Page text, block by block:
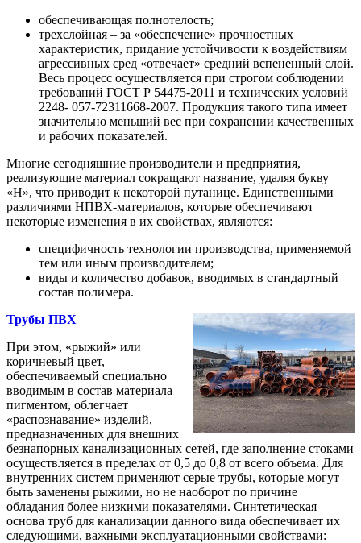
обеспечивающая полнотелость;
трехслойная – за «обеспечение» прочностных
характеристик, придание устойчивости к воздействиям
агрессивных сред «отвечает» средний вспененный слой.
Весь процесс осуществляется при строгом соблюдении
требований ГОСТ Р 54475-2011 и технических условий
2248- 057-72311668-2007. Продукция такого типа имеет
значительно меньший вес при сохранении качественных
и рабочих показателей.
Многие сегодняшние производители и предприятия,
реализующие материал сокращают название, удаляя букву
«Н», что приводит к некоторой путанице. Единственными
различиями НПВХ-материалов, которые обеспечивают
некоторые изменения в их свойствах, являются:
специфичность технологии производства, применяемой
тем или иным производителем;
виды и количество добавок, вводимых в стандартный
состав полимера.
Трубы ПВХ
При этом, «рыжий» или
коричневый цвет,
обеспечиваемый специально
вводимым в состав материала
пигментом, облегчает
«распознавание» изделий,
предназначенных для внешних
безнапорных канализационных сетей, где заполнение стоками
осуществляется в пределах от 0,5 до 0,8 от всего объема. Для
внутренних систем применяют серые трубы, которые могут
быть заменены рыжими, но не наоборот по причине
обладания более низкими показателями. Синтетическая
основа труб для канализации данного вида обеспечивает их
следующими, важными эксплуатационными свойствами: